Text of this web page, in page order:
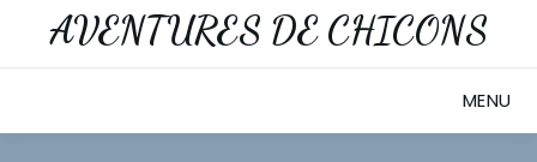
AVENTURES DE CHICONS
MENU